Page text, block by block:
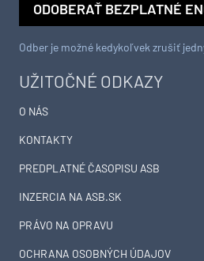
UŽITOČNÉ ODKAZY
O NÁS
KONTAKTY
PREDPLATNÉ ČASOPISU ASB
INZERCIA NA ASB.SK
PRÁVO NA OPRAVU
OCHRANA OSOBNÝCH ÚDAJOV
ODOBERAŤ BEZPLATNÉ
Odber je možné kedykoľvek zrušiť